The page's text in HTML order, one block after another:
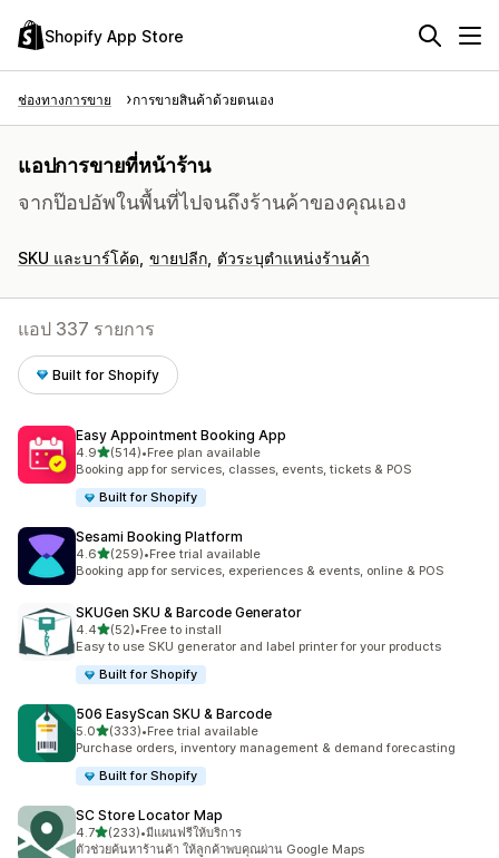
Shopify App Store
ช่องทางการขาย การขายสินค้าด้วยตนเอง
แอปการขายที่หน้าร้าน
จากป๊อปอัพในพื้นที่ไปจนถึงร้านค้าของคุณเอง
SKU และบาร์โค้ด ขายปลีก ตัวระบุตำแหน่งร้านค้า
แอป 337 รายการ
Built for Shopify
Easy Appointment Booking App
4.9เต็ม 5 ดาว
(514)
ทั้งหมด 514 รีวิว
•Free plan available
Booking app for services, classes, events, tickets & POS
Built for Shopify
Sesami Booking Platform
4.6เต็ม 5 ดาว
(259)
ทั้งหมด 259 รีวิว
•Free trial available
Booking app for services, experiences & events, online & POS
SKUGen SKU & Barcode Generator
4.4เต็ม 5 ดาว
(52)
ทั้งหมด 52 รีวิว
•Free to install
Easy to use SKU generator and label printer for your products
Built for Shopify
506 EasyScan SKU & Barcode
5.0เต็ม 5 ดาว
(333)
ทั้งหมด 333 รีวิว
•Free trial available
Purchase orders, inventory management & demand forecasting
Built for Shopify
SC Store Locator Map
4.7เต็ม 5 ดาว
(233)
ทั้งหมด 233 รีวิว
•มีแผนฟรีให้บริการ
ตัวช่วยค้นหาร้านค้า ให้ลูกค้าพบคุณผ่าน Google Maps